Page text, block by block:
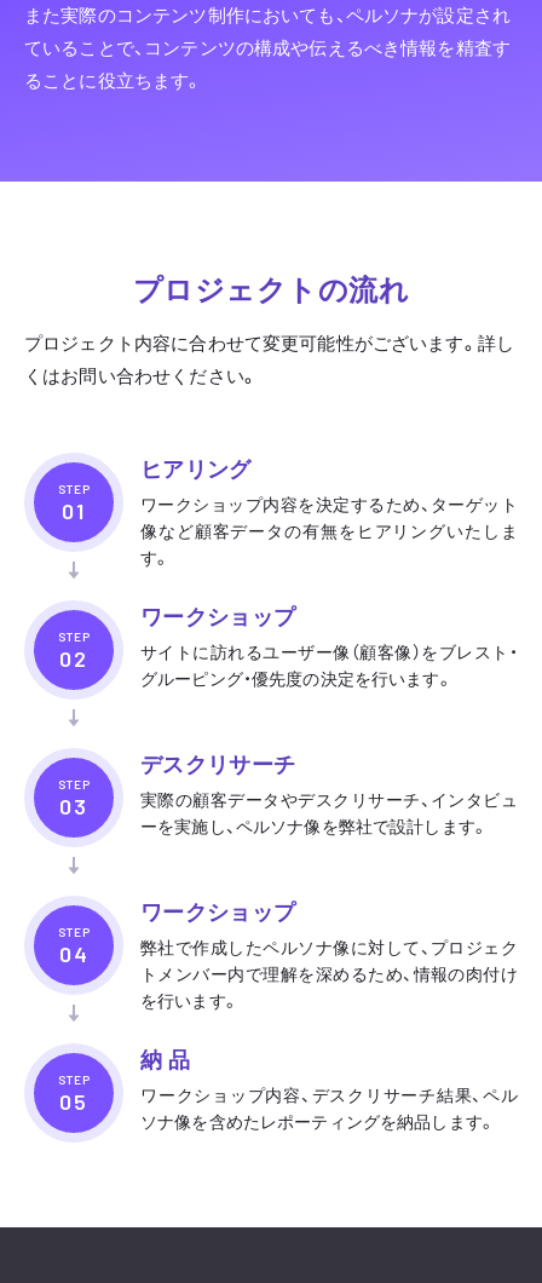
また実際のコンテンツ制作においても、ペルソナが設定され
ていることで、コンテンツの構成や伝えるべき情報を精査す
ることに役立ちます。
プロジェクトの流れ
プロジェクト内容に合わせて変更可能性がございます。詳し
くはお問い合わせください。
STEP
ヒアリング
ワークショップ内容を決定するため、ターゲット
像など顧客データの有無をヒアリングいたしま
す。
STEP
ワークショップ
サイトに訪れるユーザー像（顧客像）をブレスト・
グルーピング・優先度の決定を行います。
STEP
デスクリサーチ
実際の顧客データやデスクリサーチ、インタビュ
ーを実施し、ペルソナ像を弊社で設計します。
STEP
ワークショップ
弊社で作成したペルソナ像に対して、プロジェク
トメンバー内で理解を深めるため、情報の肉付け
を行います。
STEP
納 品
ワークショップ内容、デスクリサーチ結果、ペル
ソナ像を含めたレポーティングを納品します。